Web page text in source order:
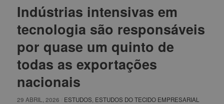
Indústrias intensivas em
tecnologia são responsáveis
por quase um quinto de
todas as exportações
nacionais
29 ABRIL, 2026 ESTUDOS ESTUDOS DO TECIDO EMPRESARIAL